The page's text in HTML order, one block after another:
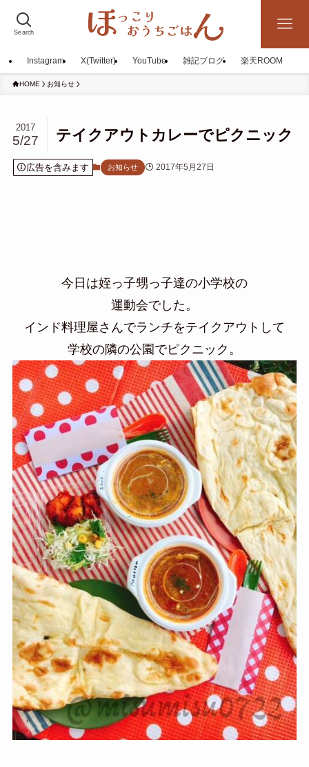
Search
Instagram X(Twitter) YouTube 雑記ブログ 楽天ROOM
HOME お知らせ
テイクアウトカレーでピクニック
2017
5/27
広告を含みます お知らせ 2017年5月27日
今日は姪っ子甥っ子達の小学校の
運動会でした。
インド料理屋さんでランチをテイクアウトして
学校の隣の公園でピクニック。